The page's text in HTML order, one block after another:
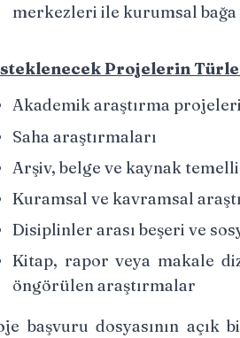
merkezleri ile kurumsal bağa
Projelerin
Akademik araştırma projeleri
Saha araştırmaları
Arşiv, belge ve kaynak
Kuramsal ve kavramsal
Disiplinler arası beşeri ve
Kitap, rapor veya makale
öngörülen araştırmalar
başvuru dosyasının açık